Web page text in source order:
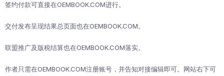
签约付款可直接在OEMBOOK.COM进行。
交付发布呈现结果总页面也在OEMBOOK.COM。
联盟推广及版税结算也在OEMBOOK.COM落实。
作者只需在OEMBOOK.COM注册账号，并告知对接编辑即可。网站右下可